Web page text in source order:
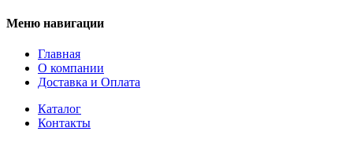
Меню навигации
Главная
О компании
Доставка и Оплата
Каталог
Контакты